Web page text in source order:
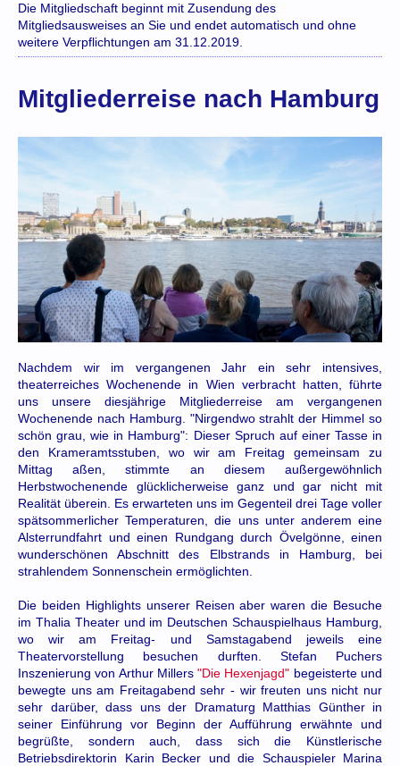
Die Mitgliedschaft beginnt mit Zusendung des
Mitgliedsausweises an Sie und endet automatisch und ohne
weitere Verpflichtungen am 31.12.2019.
Mitgliederreise nach Hamburg
Nachdem wir im vergangenen Jahr ein sehr intensives,
theaterreiches Wochenende in Wien verbracht hatten, führte
uns unsere diesjährige Mitgliederreise am vergangenen
Wochenende nach Hamburg. "Nirgendwo strahlt der Himmel so
schön grau, wie in Hamburg": Dieser Spruch auf einer Tasse in
den Krameramtsstuben, wo wir am Freitag gemeinsam zu
Mittag aßen, stimmte an diesem außergewöhnlich
Herbstwochenende glücklicherweise ganz und gar nicht mit
Realität überein. Es erwarteten uns im Gegenteil drei Tage voller
spätsommerlicher Temperaturen, die uns unter anderem eine
Alsterrundfahrt und einen Rundgang durch Övelgönne, einen
wunderschönen Abschnitt des Elbstrands in Hamburg, bei
strahlendem Sonnenschein ermöglichten.
Die beiden Highlights unserer Reisen aber waren die Besuche
im Thalia Theater und im Deutschen Schauspielhaus Hamburg,
wo wir am Freitag- und Samstagabend jeweils eine
Theatervorstellung besuchen durften. Stefan Puchers
Inszenierung von Arthur Millers "Die Hexenjagd" begeisterte und
bewegte uns am Freitagabend sehr - wir freuten uns nicht nur
sehr darüber, dass uns der Dramaturg Matthias Günther in
seiner Einführung vor Beginn der Aufführung erwähnte und
begrüßte, sondern auch, dass sich die Künstlerische
Betriebsdirektorin Karin Becker und die Schauspieler Marina